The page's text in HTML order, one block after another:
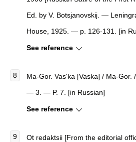
Ed. by V. Botsjanovskij. —
House, 1925. — p. 126-131. [in
See reference
Ma-Gor. Vas'ka [Vaska] / Ma-Gor.
— 3. — P. 7. [in Russian]
See reference
Ot redaktsii [From the editorial